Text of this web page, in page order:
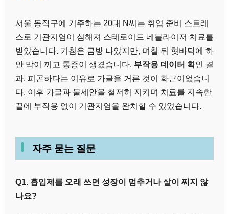
서울 동작구에 거주하는 20대 N씨는 취업 준비 스트레
스로 기관지염이 심해져 스테로이드 네블라이저 치료를
받았습니다. 기침은 금방 나았지만, 며칠 뒤 혓바닥에 하
얀 막이 끼고 통증이 생겼습니다. 부작용 데이터 확인 결
과, 피곤하다는 이유로 가글을 거른 것이 화근이었습니
다. 이후 가글과 물세안을 철저히 지키며 치료를 지속한
끝에 부작용 없이 기관지염을 완치할 수 있었습니다.
자주 묻는 질문
Q1. 흡입제를 오래 쓰면 성장이 멈추거나 살이 찌지 않
나요?